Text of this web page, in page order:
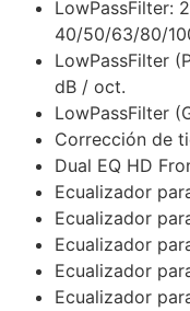
LowPassFilter:
40/50/63/80/
LowPassFilter
dB / oct.
LowPassFilter
Corrección de
Dual EQ HD
Ecualizador
Ecualizador
Ecualizador
Ecualizador
Ecualizador